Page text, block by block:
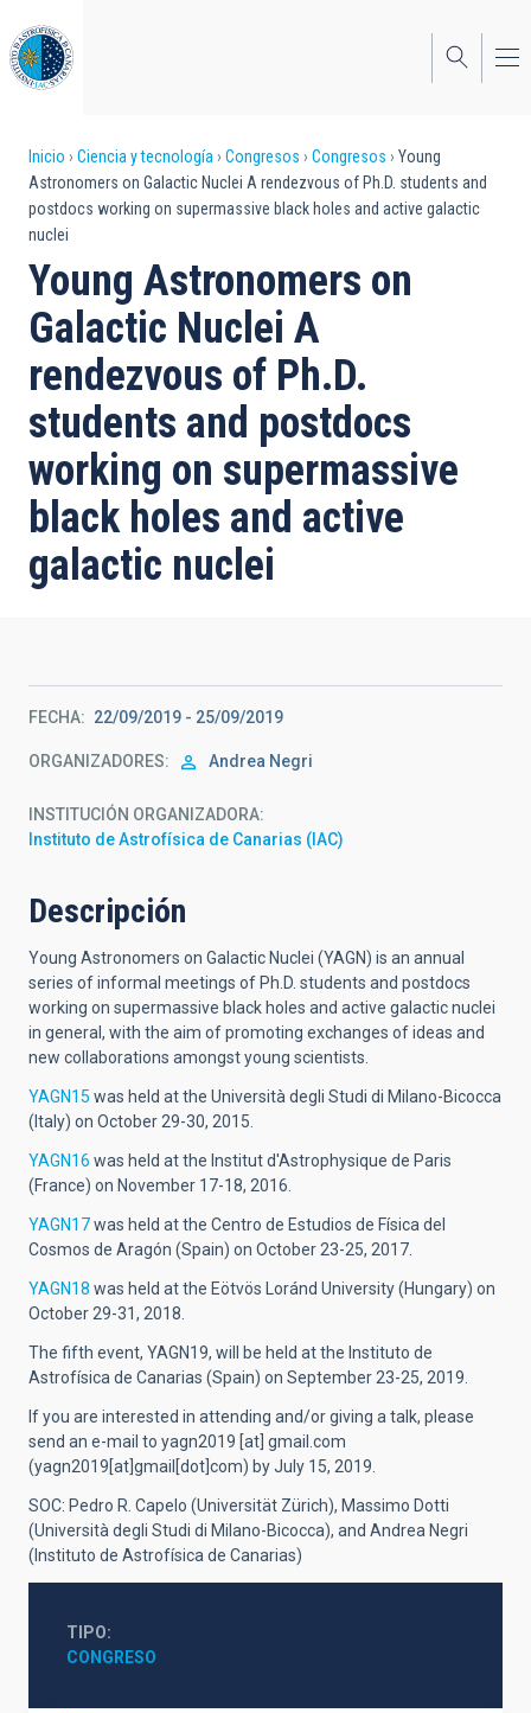
al
contenido
principal
Sobrescribir
enlaces
de
ayuda
a
la
navegación
Inicio Ciencia y tecnología Congresos Congresos
Young
Astronomers on Galactic Nuclei A rendezvous of Ph.D. students and
postdocs working on supermassive black holes and active galactic
nuclei
Young Astronomers on
Galactic Nuclei A
rendezvous of Ph.D.
students and postdocs
working on supermassive
black holes and active
galactic nuclei
FECHA 22/09/2019 - 25/09/2019
ORGANIZADORES Andrea Negri
INSTITUCIÓN ORGANIZADORA
Instituto de Astrofísica de Canarias (IAC)
Descripción
Young Astronomers on Galactic Nuclei (YAGN) is an annual
series of informal meetings of Ph.D. students and postdocs
working on supermassive black holes and active galactic nuclei
in general, with the aim of promoting exchanges of ideas and
new collaborations amongst young scientists.
YAGN15 was held at the Università degli Studi di Milano-Bicocca
(Italy) on October 29-30, 2015.
YAGN16 was held at the Institut d'Astrophysique de Paris
(France) on November 17-18, 2016.
YAGN17was held at the Centro de Estudios de Física del
Cosmos de Aragón (Spain) on October 23-25, 2017.
YAGN18 was held at the Eötvös Loránd University (Hungary) on
October 29-31, 2018.
The fifth event, YAGN19, will be held at the Instituto de
Astrofísica de Canarias (Spain) on September 23-25, 2019.
If you are interested in attending and/or giving a talk, please
send an e-mail to yagn2019 [at] gmail.com
(yagn2019[at]gmail[dot]com) by July 15, 2019.
SOC: Pedro R. Capelo (Universität Zürich), Massimo Dotti
(Università degli Studi di Milano-Bicocca), and Andrea Negri
(Instituto de Astrofísica de Canarias)
TIPO
CONGRESO